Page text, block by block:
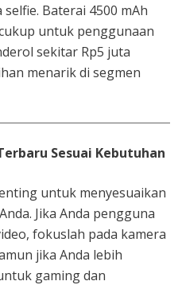
Baterai 4500 mAh
untuk penggunaan
sekitar Rp5 juta
menarik di segmen
Sesuai Kebutuhan
untuk menyesuaikan
Jika Anda pengguna
fokuslah pada kamera
jika Anda lebih
gaming dan